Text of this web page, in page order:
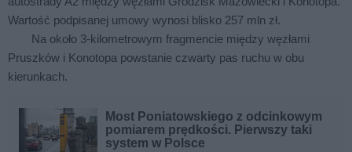
Wartość podpisanej umowy wynosi blisko 257 mln zł.
Na około 3-kilometrowym fragmencie między węzłami
Pruszków i Konotopa powstanie czwarty pas ruchu w obu
kierunkach.
Most Poniatowskiego z odcinkowym
pomiarem prędkości. Pierwszy taki
system w Polsce